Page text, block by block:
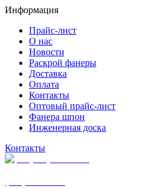
Информация
Прайс-лист
О нас
Новости
Раскрой фанеры
Доставка
Оплата
Контакты
Оптовый прайс-лист
Фанера шпон
Инженерная доска
Контакты